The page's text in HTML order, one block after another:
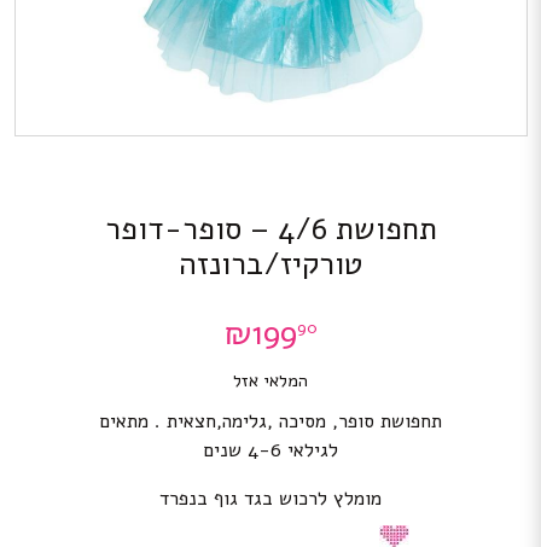
תחפושת 4/6 – סופר-דופר
טורקיז/ברונזה
₪19990
המלאי אזל
תחפושת סופר, מסיכה ,גלימה,חצאית . מתאים
לגילאי 4-6 שנים
מומלץ לרכוש בגד גוף בנפרד